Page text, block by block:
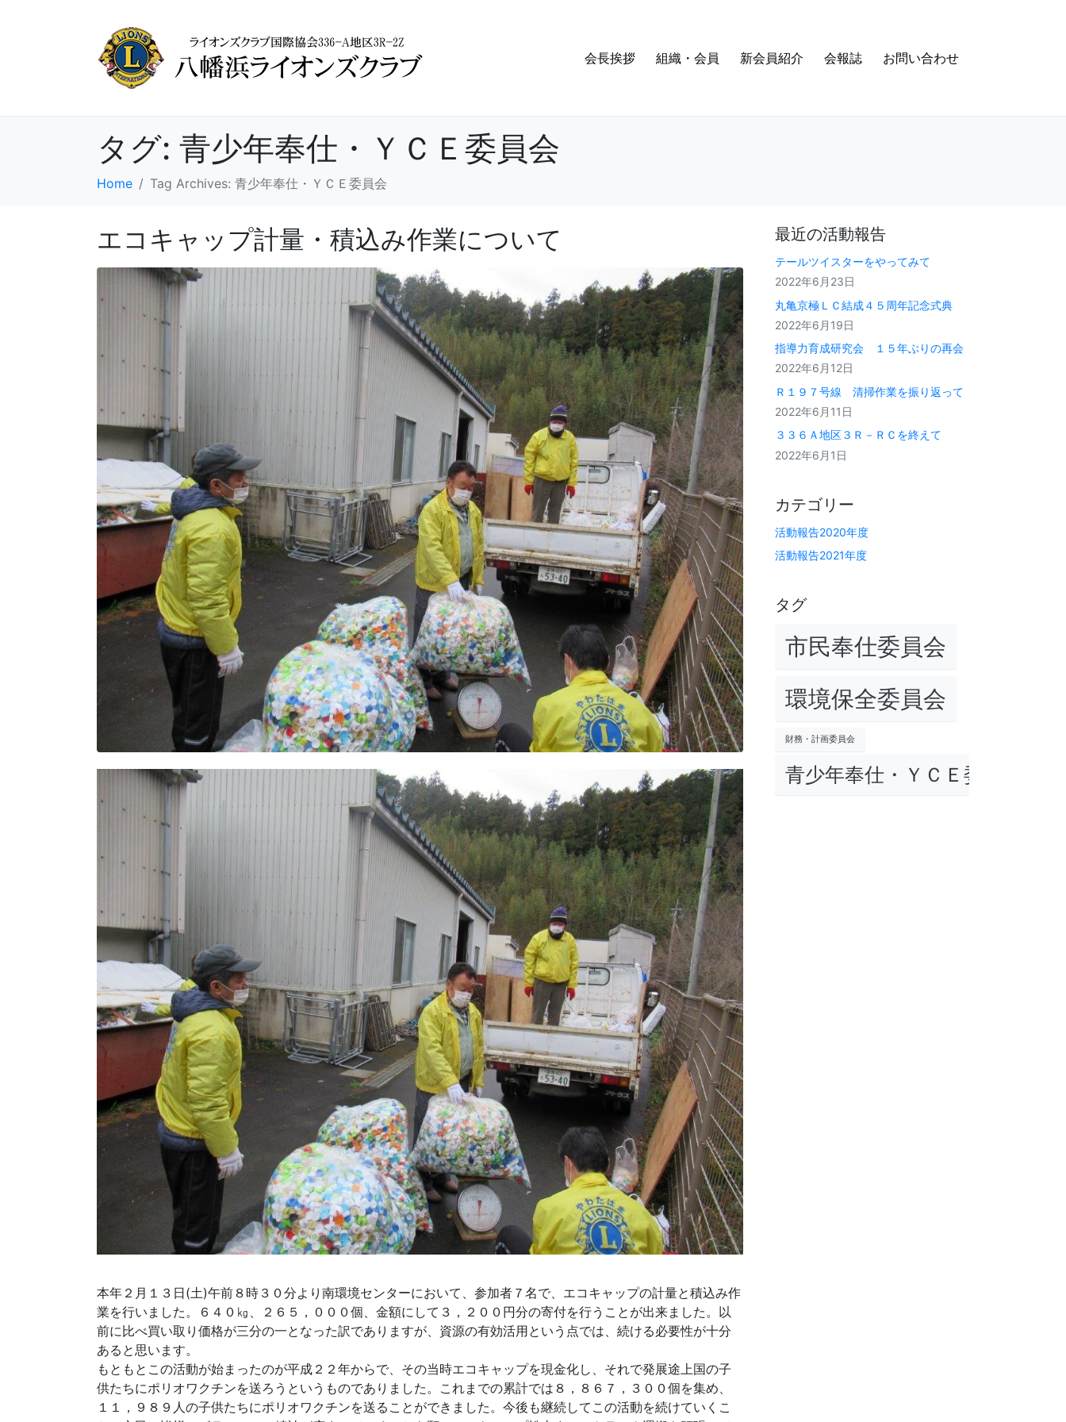
会長挨拶 組織・会員 新会員紹介 会報誌 お問い合わせ
タグ: 青少年奉仕・ＹＣＥ委員会
Home Tag Archives: 青少年奉仕・ＹＣＥ委員会
エコキャップ計量・積込み作業について
本年２月１３日(土)午前８時３０分より南環境センターにおいて、参加者７名で、エコキャップの計量と積込み作
業を行いました。６４０㎏、２６５，０００個、金額にして３，２００円分の寄付を行うことが出来ました。以
前に比べ買い取り価格が三分の一となった訳でありますが、資源の有効活用という点では、続ける必要性が十分
あると思います。
もともとこの活動が始まったのが平成２２年からで、その当時エコキャップを現金化し、それで発展途上国の子
供たちにポリオワクチンを送ろうというものでありました。これまでの累計では８，８６７，３００個を集め、
１１，９８９人の子供たちにポリオワクチンを送ることができました。今後も継続してこの活動を続けていくこ
最近の活動報告
テールツイスターをやってみて
2022年6月23日
丸亀京極ＬＣ結成４５周年記念式典
2022年6月19日
指導力育成研究会 １５年ぶりの再会
2022年6月12日
Ｒ１９７号線 清掃作業を振り返って
2022年6月11日
３３６Ａ地区３Ｒ－ＲＣを終えて
2022年6月1日
カテゴリー
活動報告2020年度
活動報告2021年度
タグ
市民奉仕委員会
環境保全委員会
財務・計画委員会
青少年奉仕・ＹＣＥ委員会